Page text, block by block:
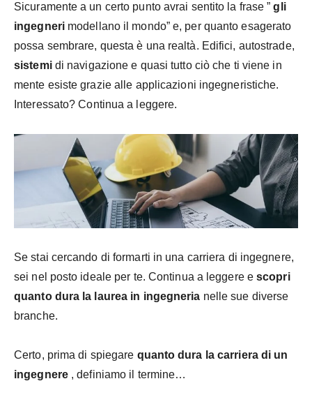
Sicuramente a un certo punto avrai sentito la frase ”gli
ingegnerimodellano il mondo” e, per quanto esagerato
possa sembrare, questa è una realtà. Edifici, autostrade,
sistemidi navigazione e quasi tutto ciò che ti viene in
mente esiste grazie alle applicazioni ingegneristiche.
Interessato? Continua a leggere.
Se stai cercando di formarti in una carriera di ingegnere,
sei nel posto ideale per te. Continua a leggere escopri
quanto dura la laurea in ingegneria nelle sue diverse
branche.
Certo, prima di spiegare quanto dura la carriera di un
ingegnere, definiamo il termine…